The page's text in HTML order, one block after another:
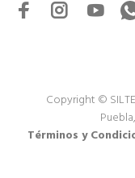
Copyright ©
Términos y